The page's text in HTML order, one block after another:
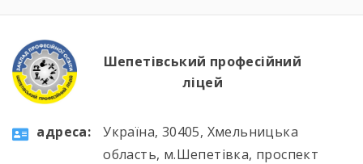
та вдосконалювати практичні навички, а й
Шепетівський професійний
ліцей
aдресa:
Україна, 30405, Хмельницька
область, м.Шепетівка, проспект